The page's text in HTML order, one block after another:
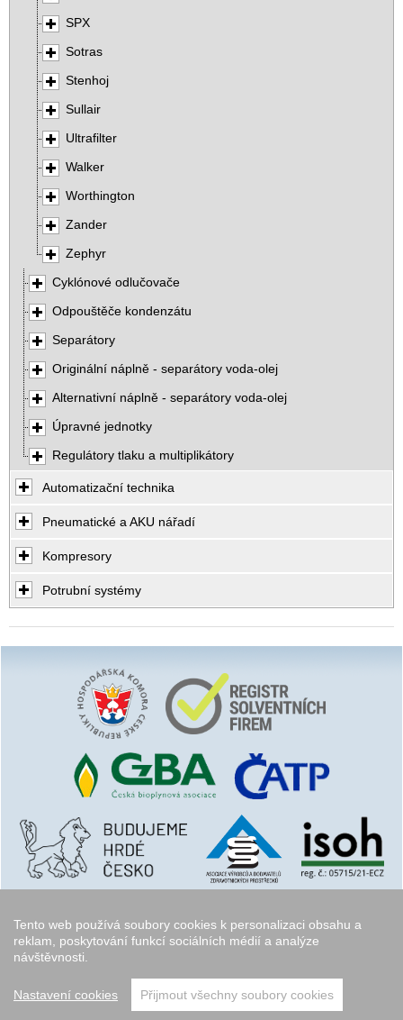
Tento web používá soubory cookies k personalizaci obsahu a
reklam, poskytování funkcí sociálních médií a analýze
návštěvnosti.
Nastavení cookies Přijmout všechny soubory cookies
SPX
Sotras
Stenhoj
Sullair
Ultrafilter
Walker
Worthington
Zander
Zephyr
Cyklónové odlučovače
Odpouštěče kondenzátu
Separátory
Originální náplně - separátory voda-olej
Alternativní náplně - separátory voda-olej
Úpravné jednotky
Regulátory tlaku a multiplikátory
Automatizační technika
Pneumatické a AKU nářadí
Kompresory
Potrubní systémy
přeskočit nahoru ↑